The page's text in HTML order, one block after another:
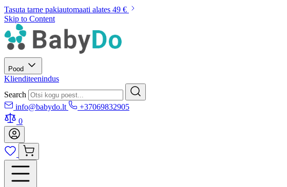
Tasuta tarne pakiautomaati alates 49 €
Skip to Content
Pood
Klienditeenindus
Search
info@babydo.lt
+37069832905
0